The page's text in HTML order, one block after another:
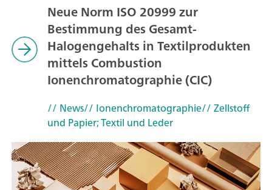
Neue Norm ISO 20999 zur
Bestimmung des Gesamt-
Halogengehalts in Textilprodukten
mittels Combustion
Ionenchromatographie (CIC)
// News// Ionenchromatographie// Zellstoff
und Papier; Textil und Leder